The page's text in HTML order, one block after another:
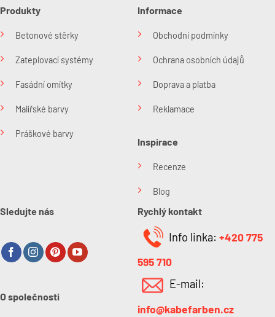
Produkty
Betonové stěrky
Zateplovací systémy
Fasádní omítky
Malířské barvy
Práškové barvy
Informace
Obchodní podmínky
Ochrana osobních údajů
Doprava a platba
Reklamace
Inspirace
Recenze
Blog
Sledujte nás
O společnosti
Rychlý kontakt
Info linka: +420 775
595 710
E-mail:
info@kabefarben.cz